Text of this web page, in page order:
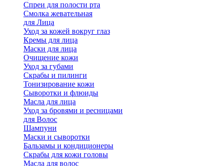
Спреи для полости рта
Смолка жевательная
для Лица
Уход за кожей вокруг глаз
Кремы для лица
Маски для лица
Очищение кожи
Уход за губами
Скрабы и пилинги
Тонизирование кожи
Сыворотки и флюиды
Масла для лица
Уход за бровями и ресницами
для Волос
Шампуни
Маски и сыворотки
Бальзамы и кондиционеры
Скрабы для кожи головы
Масла для волос